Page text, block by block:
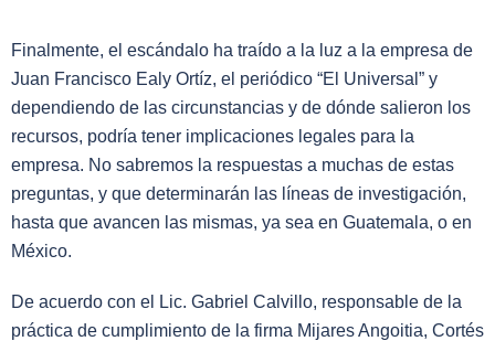
Finalmente, el escándalo ha traído a la luz a la empresa de
Juan Francisco Ealy Ortíz, el periódico “El Universal” y
dependiendo de las circunstancias y de dónde salieron los
recursos, podría tener implicaciones legales para la
empresa. No sabremos la respuestas a muchas de estas
preguntas, y que determinarán las líneas de investigación,
hasta que avancen las mismas, ya sea en Guatemala, o en
México.
De acuerdo con el Lic. Gabriel Calvillo, responsable de la
práctica de cumplimiento de la firma Mijares Angoitia, Cortés